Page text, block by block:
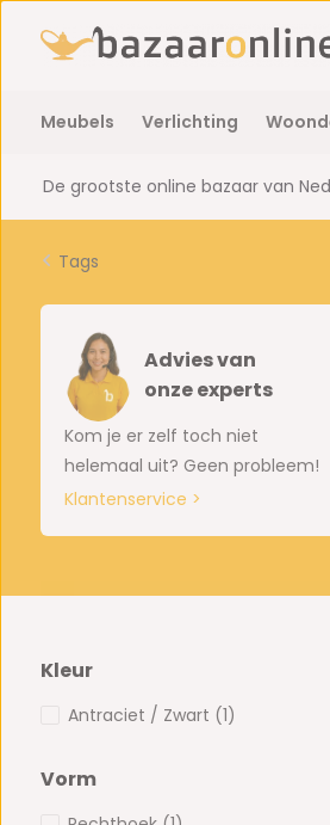
Meubels Verlichting
De grootste online bazaar van
Tags
Advies van
onze experts
Kom je er zelf toch niet
helemaal uit? Geen probleem!
Klantenservice >
Kleur
Antraciet / Zwart (1)
Vorm